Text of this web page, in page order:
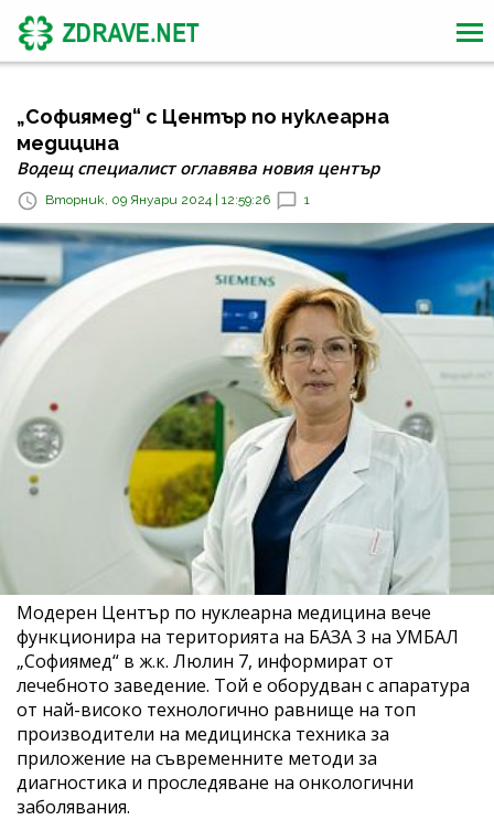
„Софиямед“ с Център по нуклеарна
медицина
Водещ специалист оглавява новия център
Вторник, 09 Януари 2024 | 12:59:26 1
Модерен Център по нуклеарна медицина вече
функционира на територията на БАЗА 3 на УМБАЛ
„Софиямед“ в ж.к. Люлин 7, информират от
лечебното заведение. Той е оборудван с апаратура
от най-високо технологично равнище на топ
производители на медицинска техника за
приложение на съвременните методи за
диагностика и проследяване на онкологични
заболявания.